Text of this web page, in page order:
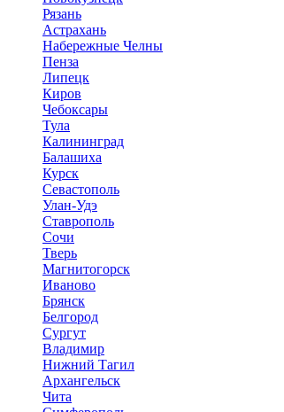
Рязань
Астрахань
Набережные Челны
Пенза
Липецк
Киров
Чебоксары
Тула
Калининград
Балашиха
Курск
Севастополь
Улан-Удэ
Ставрополь
Сочи
Тверь
Магнитогорск
Иваново
Брянск
Белгород
Сургут
Владимир
Нижний Тагил
Архангельск
Чита